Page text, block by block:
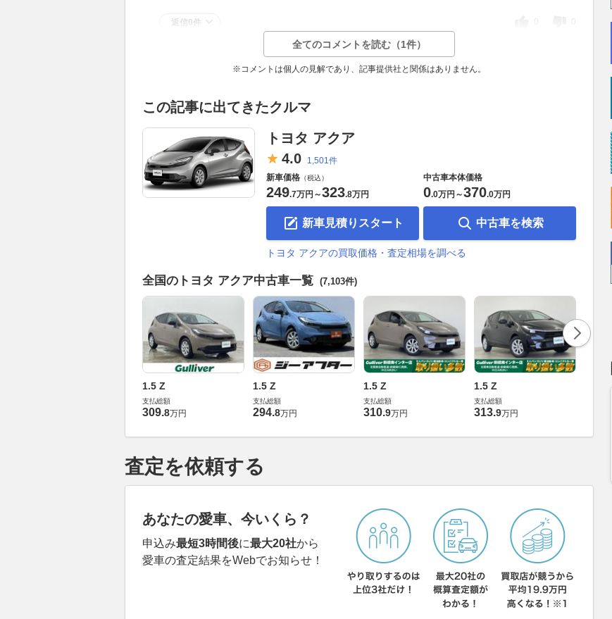
返信0件
全てのコメントを読む（1件）
※コメントは個人の見解であり、記事提供社と関係はありません。
この記事に出てきたクルマ
トヨタ アクア
4.0
1,501件
新車価格 （税込）
249.7万円 ～323.8万円
新車見積りスタート
中古車本体価格
0.0万円 ～370.0万円
中古車を検索
トヨタ アクアの買取価格・査定相場を調べる
全国のトヨタ アクア中古車一覧 (7,103件)
1.5 Z
支払総額
309.8万円
1.5 Z
支払総額
294.8万円
1.5 Z
支払総額
310.9万円
1.5 Z
支払総額
313.9万円
査定を依頼する
あなたの愛車、今いくら？
申込み最短3時間後に最大20社から
愛車の査定結果をWebでお知らせ！